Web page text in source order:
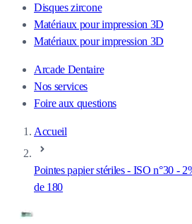
Disques zircone
Matériaux pour impression 3D
Matériaux pour impression 3D
Arcade Dentaire
Nos services
Foire aux questions
Accueil
Pointes papier stériles - ISO n°30 -
de 180